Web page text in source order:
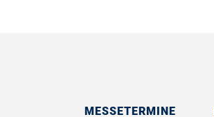
MESSETERMINE